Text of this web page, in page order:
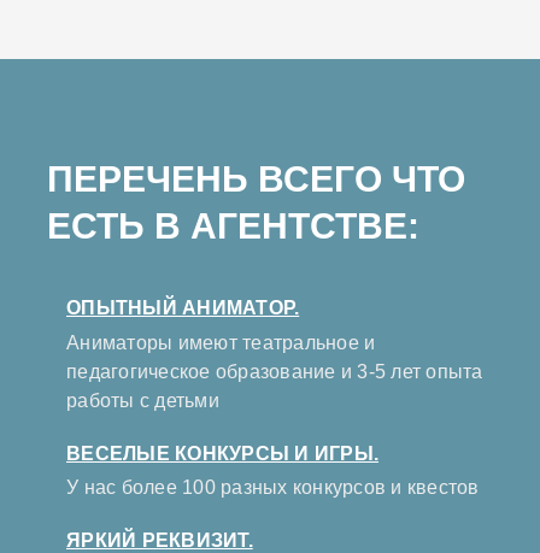
ПЕРЕЧЕНЬ ВСЕГО ЧТО
ЕСТЬ В АГЕНТСТВЕ:
ОПЫТНЫЙ АНИМАТОР.
Аниматоры имеют театральное и
педагогическое образование и 3-5 лет опыта
работы с детьми
ВЕСЕЛЫЕ КОНКУРСЫ И ИГРЫ.
У нас более 100 разных конкурсов и квестов
ЯРКИЙ РЕКВИЗИТ.